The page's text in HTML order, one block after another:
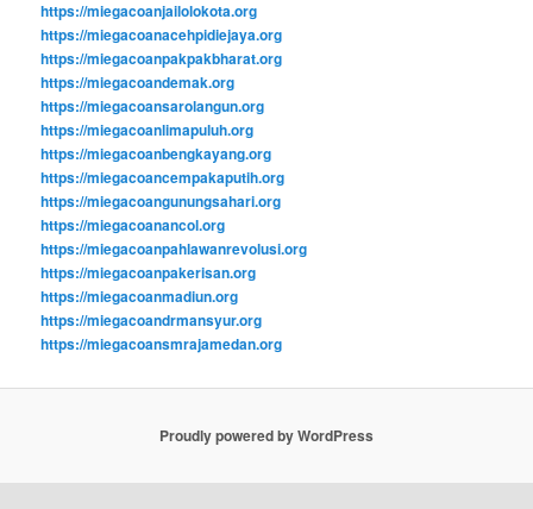
https://miegacoanjailolokota.org
https://miegacoanacehpidiejaya.org
https://miegacoanpakpakbharat.org
https://miegacoandemak.org
https://miegacoansarolangun.org
https://miegacoanlimapuluh.org
https://miegacoanbengkayang.org
https://miegacoancempakaputih.org
https://miegacoangunungsahari.org
https://miegacoanancol.org
https://miegacoanpahlawanrevolusi.org
https://miegacoanpakerisan.org
https://miegacoanmadiun.org
https://miegacoandrmansyur.org
https://miegacoansmrajamedan.org
Proudly powered by WordPress